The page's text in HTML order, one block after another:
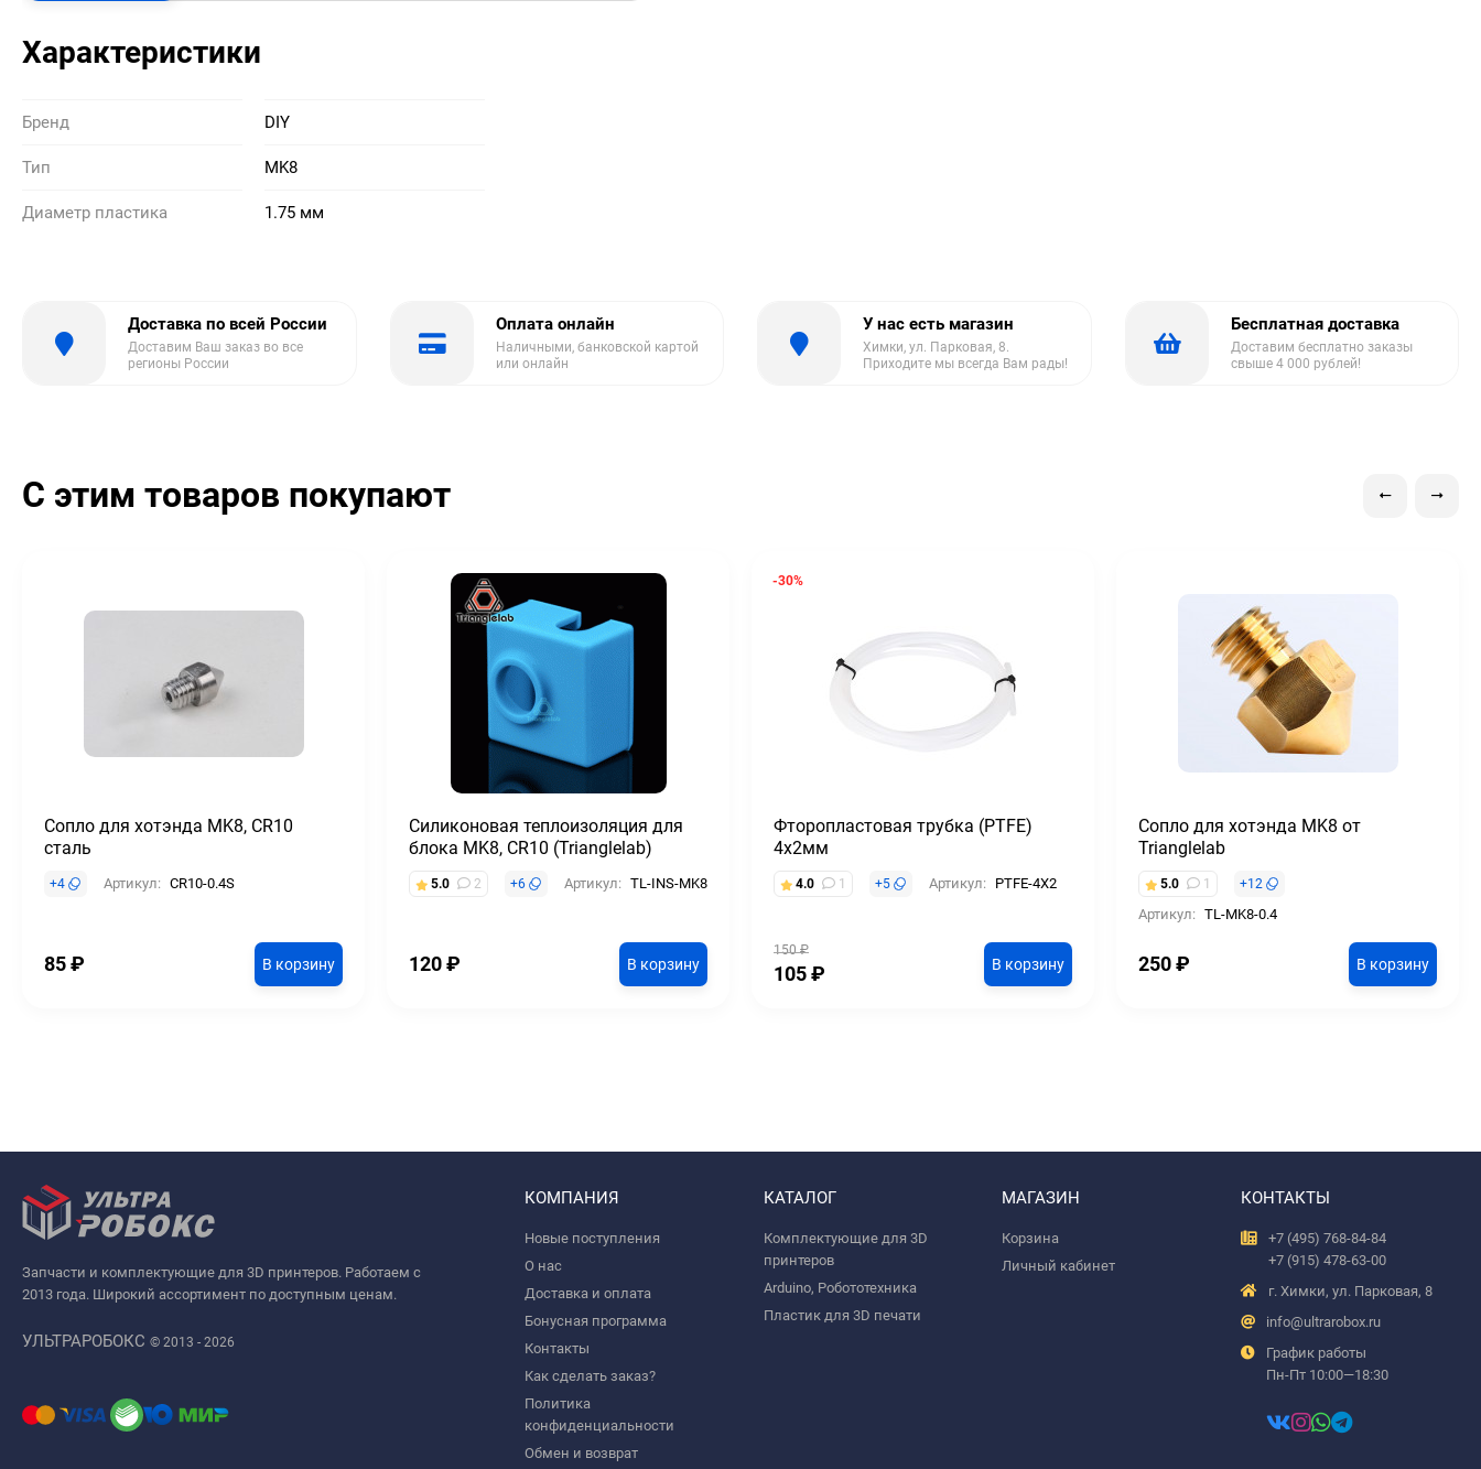
Характеристики
Бренд DIY
Тип MK8
Диаметр пластика 1.75 мм
Доставка по всей России
Доставим Ваш заказ во все
регионы России
Оплата онлайн
Наличными, банковской картой
или онлайн
У нас есть магазин
Химки, ул. Парковая, 8.
Приходите мы всегда Вам рады!
Бесплатная доставка
Доставим бесплатно заказы
свыше 4 000 рублей!
С этим товаров покупают
Сопло для хотэнда MK8, CR10
сталь
+4 Артикул: CR10-0.4S
85₽ В корзину
Силиконовая теплоизоляция для
блока MK8, CR10 (Trianglelab)
5.0 2 +6 Артикул: TL-INS-MK8
120₽ В корзину
-30%
Фторопластовая трубка (PTFE)
4х2мм
4.0 1 +5 Артикул: PTFE-4X2
150₽
105₽ В корзину
Сопло для хотэнда MK8 от
Trianglelab
5.0 1 +12
Артикул: TL-MK8-0.4
250₽ В корзину
Запчасти и комплектующие для 3D принтеров. Работаем с
2013 года. Широкий ассортимент по доступным ценам.
УЛЬТРАРОБОКС © 2013 - 2026
КОМПАНИЯ
Новые поступления
О нас
Доставка и оплата
Бонусная программа
Контакты
Как сделать заказ?
Политика
конфиденциальности
Обмен и возврат
КАТАЛОГ
Комплектующие для 3D
принтеров
Arduino, Робототехника
Пластик для 3D печати
МАГАЗИН
Корзина
Личный кабинет
КОНТАКТЫ
+7 (495) 768-84-84
+7 (915) 478-63-00
г. Химки, ул. Парковая, 8
info@ultrarobox.ru
График работы
Пн-Пт 10:00—18:30